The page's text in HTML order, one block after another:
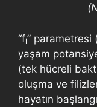
“fl”
yaşam
(tek hücreli
oluşma ve
hayatın